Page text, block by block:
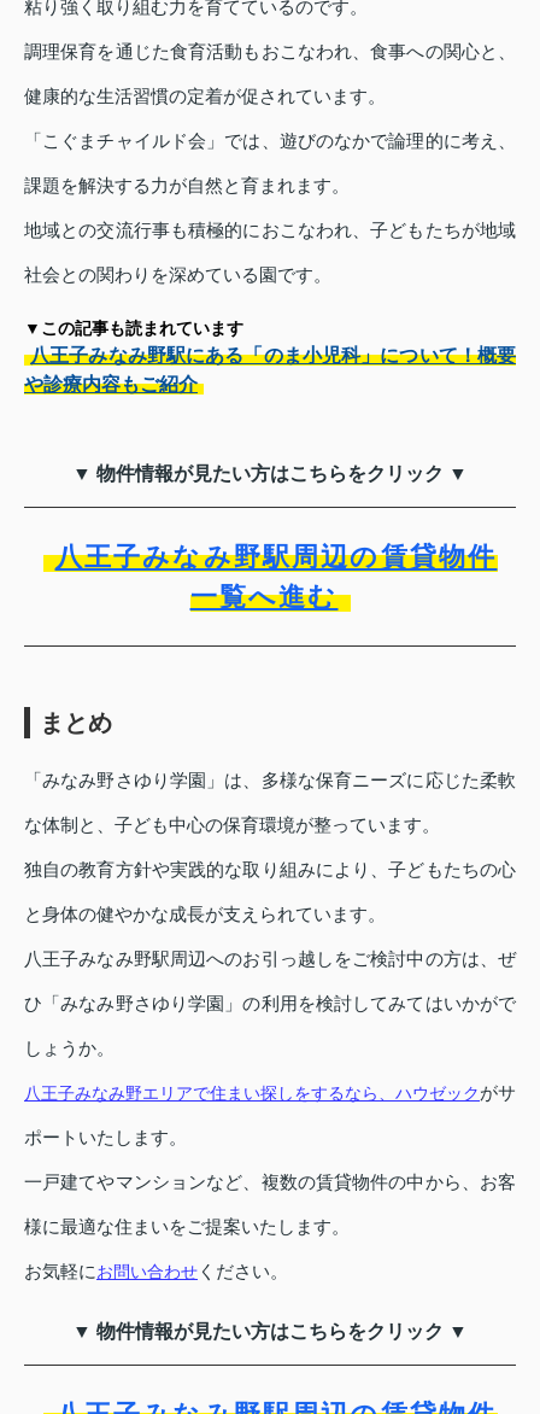
粘り強く取り組む力を育てているのです。
調理保育を通じた食育活動もおこなわれ、食事への関心と、
健康的な生活習慣の定着が促されています。
「こぐまチャイルド会」では、遊びのなかで論理的に考え、
課題を解決する力が自然と育まれます。
地域との交流行事も積極的におこなわれ、子どもたちが地域
社会との関わりを深めている園です。
▼この記事も読まれています
八王子みなみ野駅にある「のま小児科」について！概要
や診療内容もご紹介
▼ 物件情報が見たい方はこちらをクリック ▼
八王子みなみ野駅周辺の賃貸物件
一覧へ進む
まとめ
「みなみ野さゆり学園」は、多様な保育ニーズに応じた柔軟
な体制と、子ども中心の保育環境が整っています。
独自の教育方針や実践的な取り組みにより、子どもたちの心
と身体の健やかな成長が支えられています。
八王子みなみ野駅周辺へのお引っ越しをご検討中の方は、ぜ
ひ「みなみ野さゆり学園」の利用を検討してみてはいかがで
しょうか。
八王子みなみ野エリアで住まい探しをするなら、ハウゼックがサ
ポートいたします。
一戸建てやマンションなど、複数の賃貸物件の中から、お客
様に最適な住まいをご提案いたします。
お気軽にお問い合わせ ください。
▼ 物件情報が見たい方はこちらをクリック ▼